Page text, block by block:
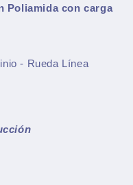
Poliamida con carga
- Rueda Línea